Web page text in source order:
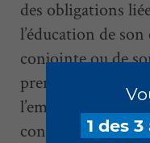
1 des
des obligations
l’éducation de
conjointe ou de
premières
l’employé justifie
continu
.